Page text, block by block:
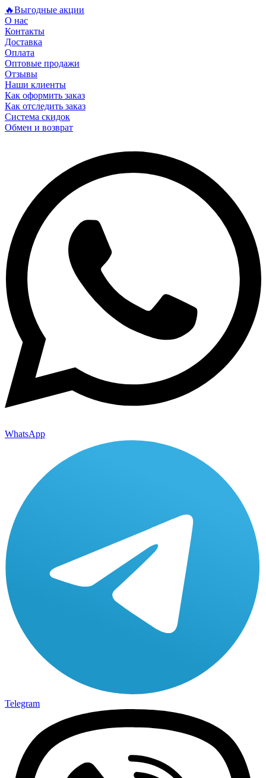
🔥Выгодные акции
О нас
Контакты
Доставка
Оплата
Оптовые продажи
Отзывы
Наши клиенты
Как оформить заказ
Как отследить заказ
Система скидок
Обмен и возврат
WhatsApp
Telegram